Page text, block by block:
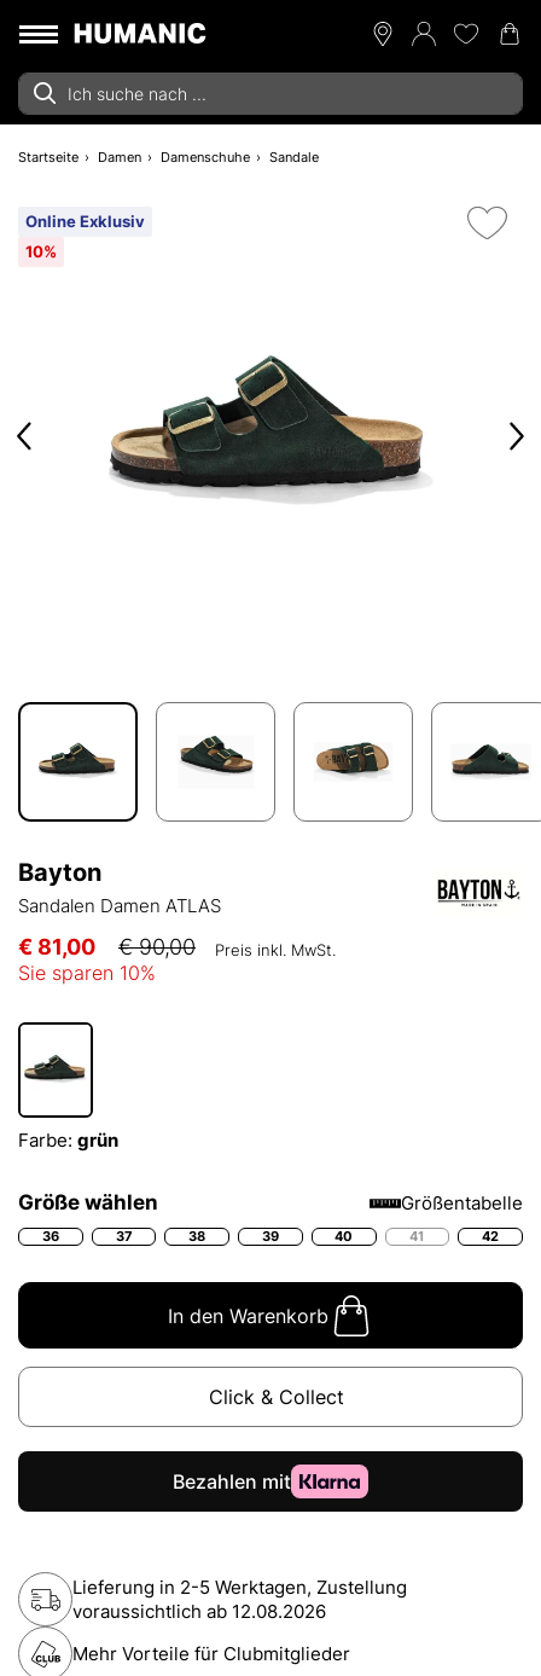
Startseite Damen Damenschuhe Sandale
Online Exklusiv
10%
Bayton
Sandalen Damen ATLAS
€ 81,00 € 90,00 Preis inkl. MwSt.
Sie sparen 10%
Farbe: grün
Größe wählen Größentabelle
36 37 38 39 40 41 42
In den Warenkorb
Click & Collect
Lieferung in 2-5 Werktagen, Zustellung
voraussichtlich ab 12.08.2026
Mehr Vorteile für Clubmitglieder